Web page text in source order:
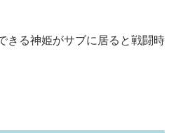
きる神姫がサブに居ると戦闘時